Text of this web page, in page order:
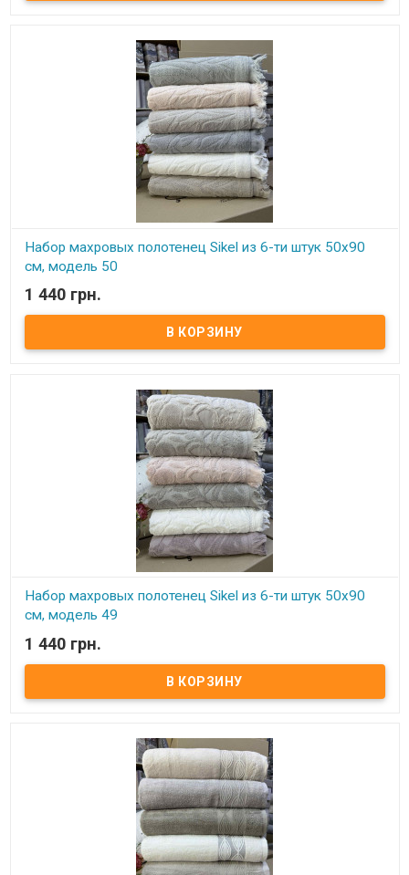
Набор махровых полотенец Sikel из 6-ти штук 50х90
см, модель 50
В наличии
Элитные махровые полотенца. Набор состоит из 6-ти штук.
Размер: 50х90 см - 6 штук Плотность: 550 г/м2 Состав: махра,
100% хлопок Производитель: Sikel (Турция)
1 440 грн.
Набор махровых полотенец Sikel из 6-ти штук 50х90
см, модель 49
В наличии
Элитные махровые полотенца. Набор состоит из 6-ти штук.
Размер: 50х90 см - 6 штук Плотность: 550 г/м2 Состав: махра,
100% хлопок Производитель: Sikel (Турция)
1 440 грн.